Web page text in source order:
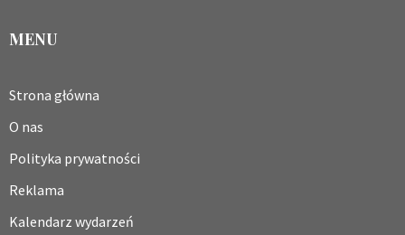
MENU
Strona główna
O nas
Polityka prywatności
Reklama
Kalendarz wydarzeń